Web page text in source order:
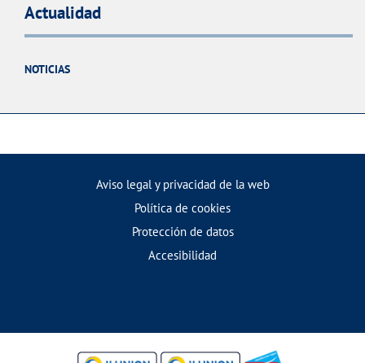
Actualidad
NOTICIAS
Aviso legal y privacidad de la web
Política de cookies
Protección de datos
Accesibilidad